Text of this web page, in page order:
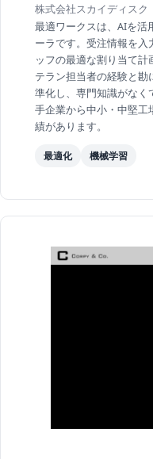
株式会社スカイディスク
最適ワークスは、AIを活
ーラです。受注情報を入
ッフの最適な割り当て
テラン担当者の経験と
準化し、専門知識がなく
手企業から中小・中堅工
績があります。
最適化 機械学習